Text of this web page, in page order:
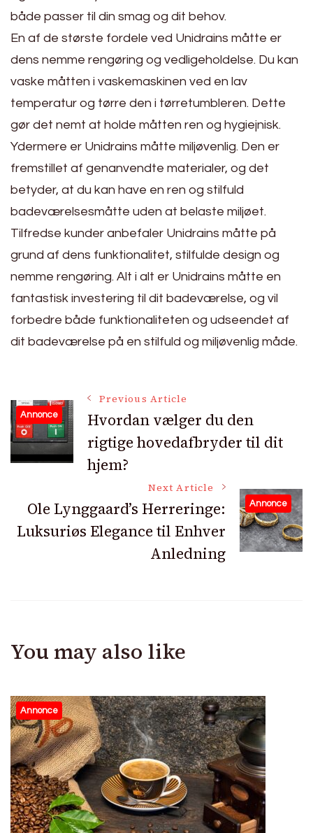
både passer til din smag og dit behov.
En af de største fordele ved Unidrains måtte er
dens nemme rengøring og vedligeholdelse. Du kan
vaske måtten i vaskemaskinen ved en lav
temperatur og tørre den i tørretumbleren. Dette
gør det nemt at holde måtten ren og hygiejnisk.
Ydermere er Unidrains måtte miljøvenlig. Den er
fremstillet af genanvendte materialer, og det
betyder, at du kan have en ren og stilfuld
badeværelsesmåtte uden at belaste miljøet.
Tilfredse kunder anbefaler Unidrains måtte på
grund af dens funktionalitet, stilfulde design og
nemme rengøring. Alt i alt er Unidrains måtte en
fantastisk investering til dit badeværelse, og vil
forbedre både funktionaliteten og udseendet af
dit badeværelse på en stilfuld og miljøvenlig måde.
Post
Navigation
Annonce
Previous Article
Hvordan vælger du den
rigtige hovedafbryder til dit
hjem?
Annonce
Next Article
Ole Lynggaard’s Herreringe:
Luksuriøs Elegance til Enhver
Anledning
You may also like
Annonce